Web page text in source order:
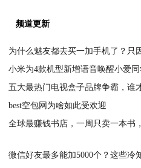
频道更新
为什么魅友都去买一加手机了？只
小米为4款机型新增语音唤醒小爱
五大最热门电视盒子品牌争霸，谁
best空包网为啥如此受欢迎
全球最赚钱书店，一周只卖一本书
微信好友最多能加5000个？这些冷